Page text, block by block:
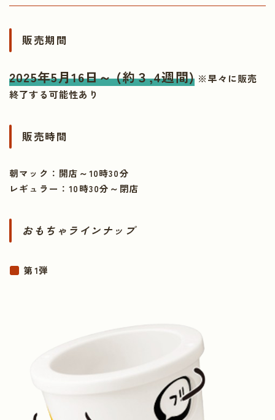
販売期間
2025年5月16日～(約３,4週間) ※早々に販売
終了する可能性あり
販売時間
朝マック：開店～10時30分
レギュラー：10時30分～閉店
おもちゃラインナップ
第1弾